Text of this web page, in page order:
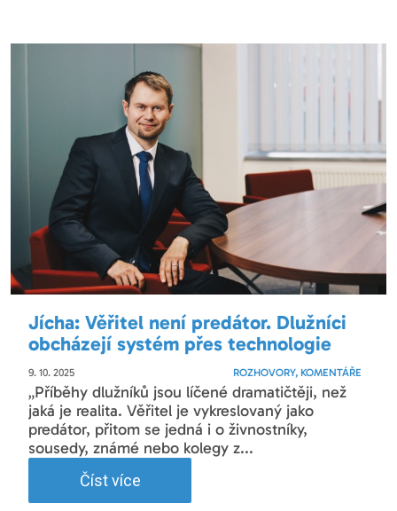
Jícha: Věřitel není predátor. Dlužníci
obcházejí systém přes technologie
9. 10. 2025 ROZHOVORY, KOMENTÁŘE
„Příběhy dlužníků jsou líčené dramatičtěji, než
jaká je realita. Věřitel je vykreslovaný jako
predátor, přitom se jedná i o živnostníky,
sousedy, známé nebo kolegy z...
Číst více